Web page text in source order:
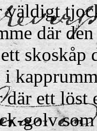
där
skoskåp
ett löst
golv